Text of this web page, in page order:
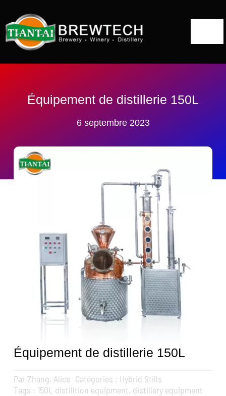
to
content
A propos de
Solutions pour les distilleries
Alambic
Obtenir un devis
Recherche
Français
Équipement de distillerie 150L
6 septembre 2023
Équipement de distillerie 150L
Par Zhang, Alice Catégories : Hybrid Stills
Tags : 150L distilltion equipment, distillery equipment